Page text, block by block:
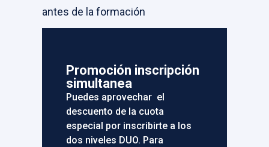
antes de la formación
Promoción inscripción
simultanea
Puedes aprovechar el
descuento de la cuota
especial por inscribirte a los
dos niveles DUO. Para